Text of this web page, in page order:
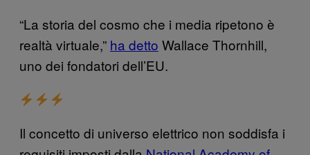
“La storia del cosmo che i media ripetono è
realtà virtuale,” ha detto Wallace Thornhill,
uno dei fondatori dell’EU.
Il concetto di universo elettrico non soddisfa i